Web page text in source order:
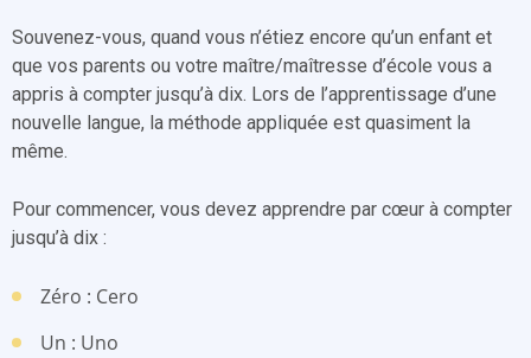
Souvenez-vous, quand vous n’étiez encore qu’un enfant et
que vos parents ou votre maître/maîtresse d’école vous a
appris à compter jusqu’à dix. Lors de l’apprentissage d’une
nouvelle langue, la méthode appliquée est quasiment la
même.
Pour commencer, vous devez apprendre par cœur à compter
jusqu’à dix :
Zéro : Cero
Un : Uno